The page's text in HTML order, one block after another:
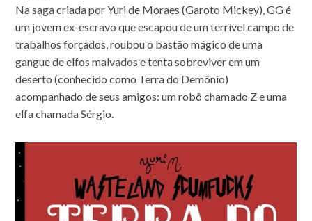
Na saga criada por Yuri de Moraes (Garoto Mickey), GG é
um jovem ex-escravo que escapou de um terrível campo de
trabalhos forçados, roubou o bastão mágico de uma
gangue de elfos malvados e tenta sobreviver em um
deserto (conhecido como Terra do Demônio)
acompanhado de seus amigos: um robô chamado Z e uma
elfa chamada Sérgio.